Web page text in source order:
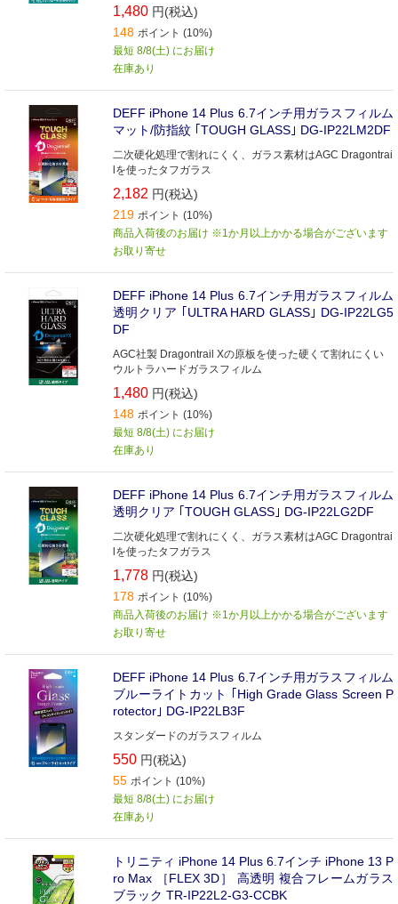
1,480 円(税込)
148 ポイント (10%)
最短 8/8(土) にお届け
在庫あり
DEFF iPhone 14 Plus 6.7インチ用ガラスフィルム
マット/防指紋 ｢TOUGH GLASS｣ DG-IP22LM2DF
二次硬化処理で割れにくく、ガラス素材はAGC Dragontrai
lを使ったタフガラス
2,182 円(税込)
219 ポイント (10%)
商品入荷後のお届け ※1か月以上かかる場合がございます
お取り寄せ
DEFF iPhone 14 Plus 6.7インチ用ガラスフィルム
透明クリア ｢ULTRA HARD GLASS｣ DG-IP22LG5
DF
AGC社製 Dragontrail Xの原板を使った硬くて割れにくい
ウルトラハードガラスフィルム
1,480 円(税込)
148 ポイント (10%)
最短 8/8(土) にお届け
在庫あり
DEFF iPhone 14 Plus 6.7インチ用ガラスフィルム
透明クリア ｢TOUGH GLASS｣ DG-IP22LG2DF
二次硬化処理で割れにくく、ガラス素材はAGC Dragontrai
lを使ったタフガラス
1,778 円(税込)
178 ポイント (10%)
商品入荷後のお届け ※1か月以上かかる場合がございます
お取り寄せ
DEFF iPhone 14 Plus 6.7インチ用ガラスフィルム
ブルーライトカット ｢High Grade Glass Screen P
rotector｣ DG-IP22LB3F
スタンダードのガラスフィルム
550 円(税込)
55 ポイント (10%)
最短 8/8(土) にお届け
在庫あり
トリニティ iPhone 14 Plus 6.7インチ iPhone 13 P
ro Max ［FLEX 3D］ 高透明 複合フレームガラス
ブラック TR-IP22L2-G3-CCBK